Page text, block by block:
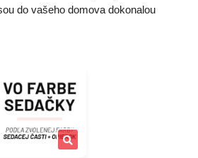
do vašeho domova dokonalou